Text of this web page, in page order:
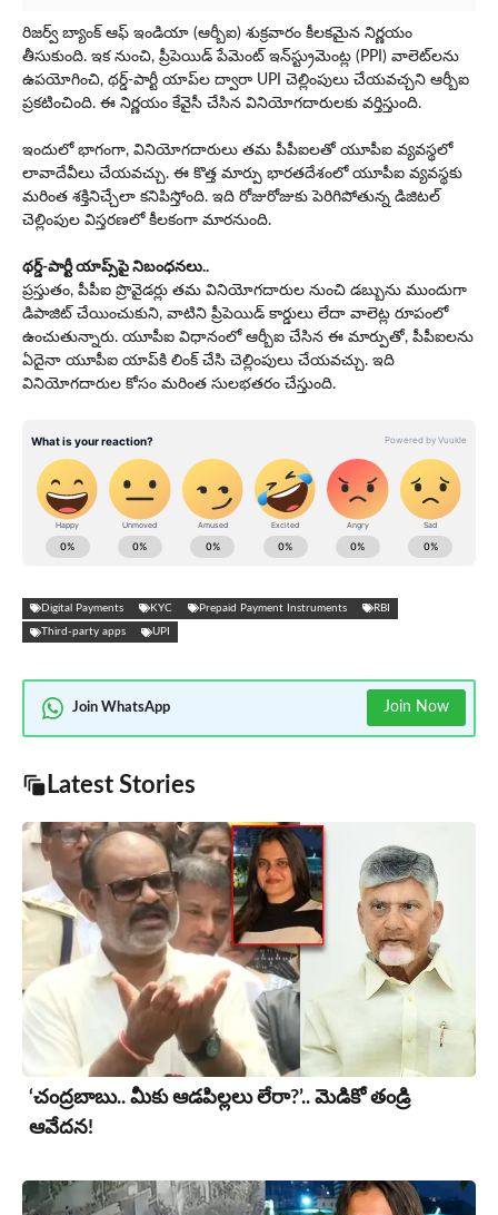
రిజర్వ్ బ్యాంక్ ఆఫ్ ఇండియా (ఆర్బీఐ) శుక్రవారం కీలకమైన నిర్ణయం
తీసుకుంది. ఇక నుంచి, ప్రీపెయిడ్ పేమెంట్ ఇన్‌స్ట్రుమెంట్ల (PPI) వాలెట్‌లను
ఉపయోగించి, థర్డ్-పార్టీ యాప్‌ల ద్వారా UPI చెల్లింపులు చేయవచ్చని ఆర్బీఐ
ప్రకటించింది. ఈ నిర్ణయం కేవైసీ చేసిన వినియోగదారులకు వర్తిస్తుంది.
ఇందులో భాగంగా, వినియోగదారులు తమ పీపీఐలతో యూపీఐ వ్యవస్థలో
లావాదేవీలు చేయవచ్చు. ఈ కొత్త మార్పు భారతదేశంలో యూపీఐ వ్యవస్థకు
మరింత శక్తినిచ్చేలా కనిపిస్తోంది. ఇది రోజురోజుకు పెరిగిపోతున్న డిజిటల్
చెల్లింపుల విస్తరణలో కీలకంగా మారనుంది.
థర్డ్-పార్టీ యాప్స్‌పై నిబంధనలు..
ప్రస్తుతం, పీపీఐ ప్రొవైడర్లు తమ వినియోగదారుల నుంచి డబ్బును ముందుగా
డిపాజిట్ చేయించుకుని, వాటిని ప్రీపెయిడ్ కార్డులు లేదా వాలెట్ల రూపంలో
ఉంచుతున్నారు. యూపీఐ విధానంలో ఆర్బీఐ చేసిన ఈ మార్పుతో, పీపీఐలను
ఏదైనా యూపీఐ యాప్‌కి లింక్ చేసి చెల్లింపులు చేయవచ్చు. ఇది
వినియోగదారుల కోసం మరింత సులభతరం చేస్తుంది.
Digital Payments KYC Prepaid Payment Instruments RBI
Third-party apps UPI
Join WhatsApp Join Now
Latest Stories
‘చంద్రబాబు.. మీకు ఆడపిల్లలు లేరా?’.. మెడికో తండ్రి
ఆవేదన!